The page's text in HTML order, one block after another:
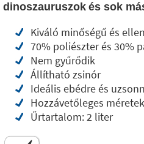
dinoszauruszok és sok
Kiváló minőségű és
70% poliészter és 30%
Nem gyűrődik
Állítható zsinór
Ideális ebédre és
Hozzávetőleges
Űrtartalom: 2 liter